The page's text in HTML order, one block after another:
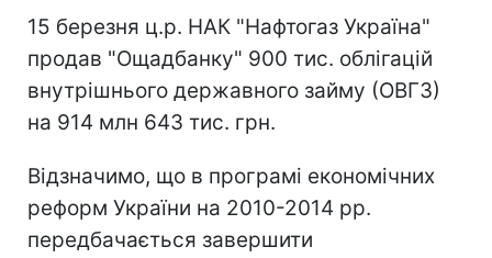
15 березня ц.р. НАК "Нафтогаз Україна"
продав "Ощадбанку" 900 тис. облігацій
внутрішнього державного займу (ОВГЗ)
на 914 млн 643 тис. грн.
Відзначимо, що в програмі економічних
реформ України на 2010-2014 рр.
передбачається завершити